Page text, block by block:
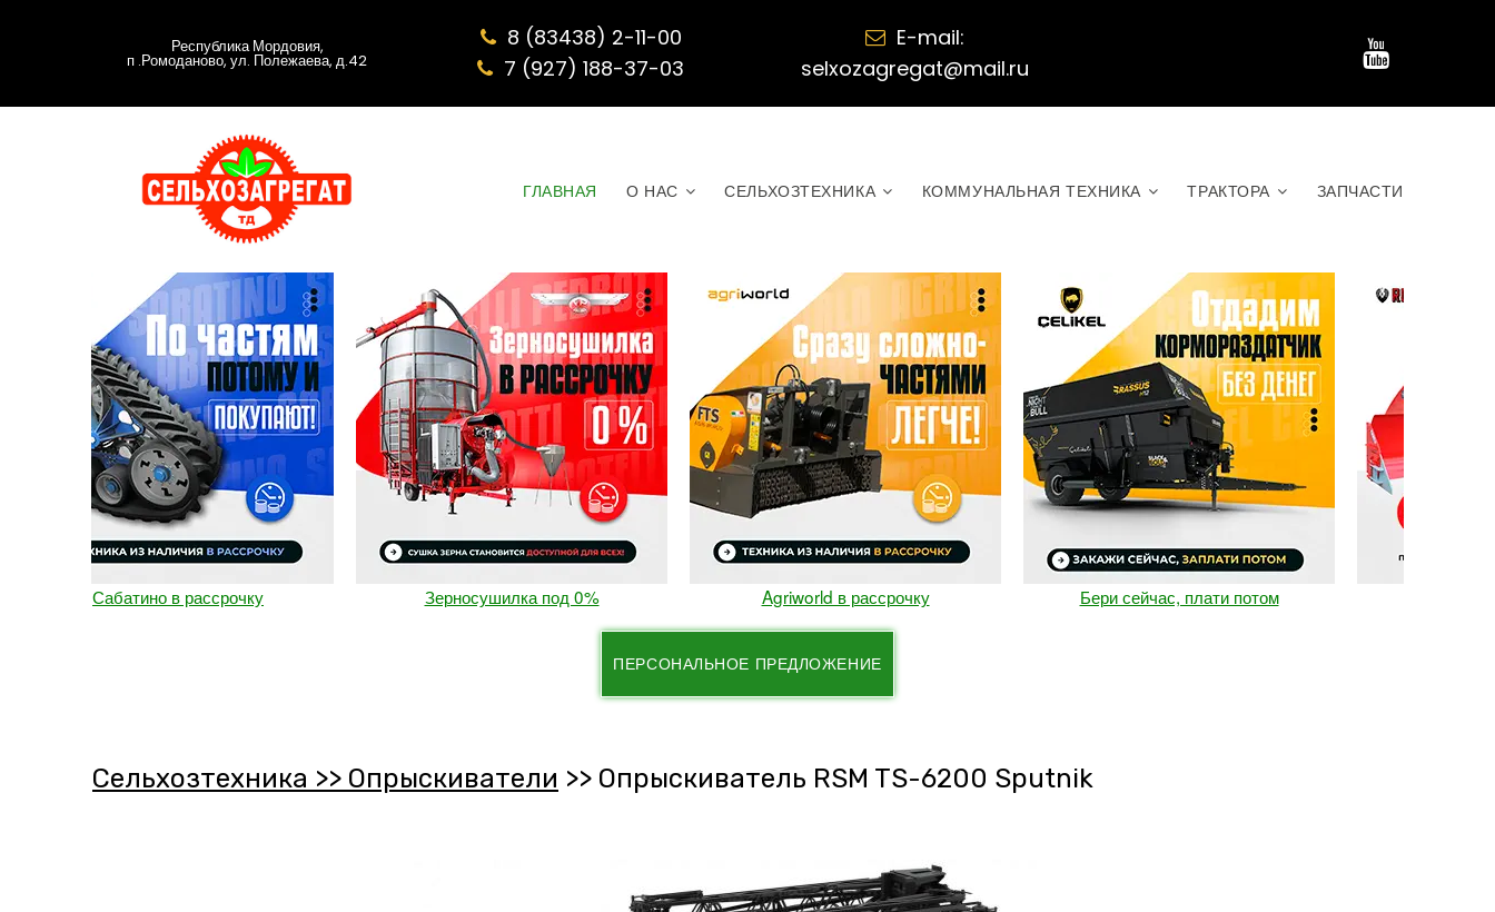
Республика Мордовия,
п .Ромоданово, ул. Полежаева, д.42
 8 (83438) 2-11-00
 7 (927) 188-37-03
E-mail:
selxozagregat@mail.ru
ГЛАВНАЯ О НАС СЕЛЬХОЗТЕХНИКА КОММУНАЛЬНАЯ ТЕХНИКА ТРАКТОРА ЗАПЧАСТИ
Сабатино в рассрочку Зерносушилка под 0% Agriworld в рассрочку Бери сейчас, плати потом
ПЕРСОНАЛЬНОЕ ПРЕДЛОЖЕНИЕ
Сельхозтехника >> Опрыскиватели >> Опрыскиватель RSM TS-6200 Sputnik